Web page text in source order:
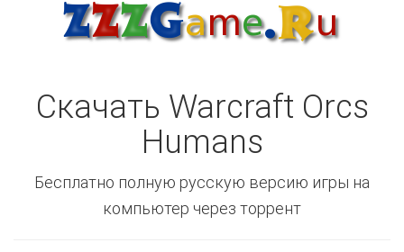
Скачать Warcraft Orcs
Humans
Бесплатно полную русскую версию игры на
компьютер через торрент